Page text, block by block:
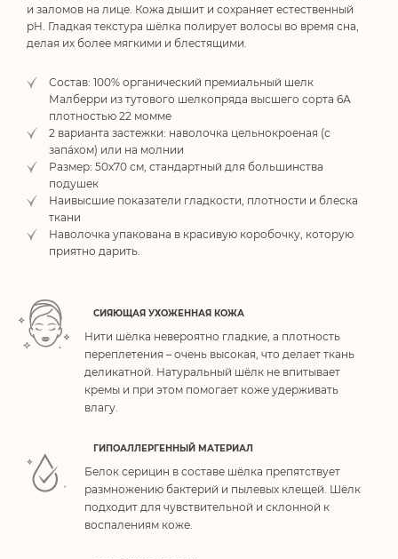
и заломов на лице. Кожа дышит и сохраняет естественный
pH. Гладкая текстура шёлка полирует волосы во время сна,
делая их более мягкими и блестящими.
Состав: 100% органический премиальный шелк
Малберри из тутового шелкопряда высшего сорта 6А
плотностью 22 момме
2 варианта застежки: наволочка цельнокроеная (с
запа́хом) или на молнии
Размер: 50х70 см, стандартный для большинства
подушек
Наивысшие показатели гладкости, плотности и блеска
ткани
Наволочка упакована в красивую коробочку, которую
приятно дарить.
СИЯЮЩАЯ УХОЖЕННАЯ КОЖА
Нити шёлка невероятно гладкие, а плотность
переплетения – очень высокая, что делает ткань
деликатной. Натуральный шёлк не впитывает
кремы и при этом помогает коже удерживать
влагу.
ГИПОАЛЛЕРГЕННЫЙ МАТЕРИАЛ
Белок серицин в составе шёлка препятствует
размножению бактерий и пылевых клещей. Шёлк
подходит для чувствительной и склонной к
воспалениям коже.